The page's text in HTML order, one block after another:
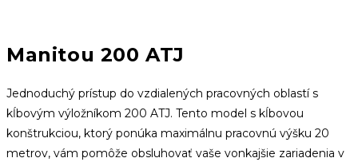
Manitou 200 ATJ
Jednoduchý prístup do vzdialených pracovných oblastí s
kĺbovým výložníkom 200 ATJ. Tento model s kĺbovou
konštrukciou, ktorý ponúka maximálnu pracovnú výšku 20
metrov, vám pomôže obsluhovať vaše vonkajšie zariadenia v